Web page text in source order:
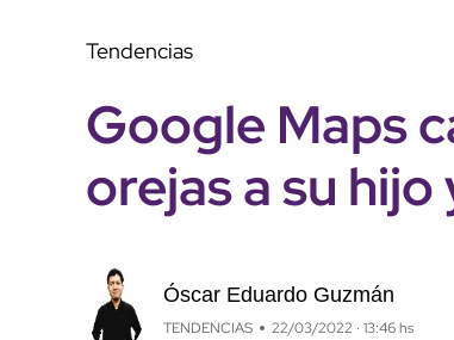
Tendencias
Google Maps
orejas a su hijo
Óscar Eduardo Guzmán
TENDENCIAS 22/03/2022 · 13:46 hs